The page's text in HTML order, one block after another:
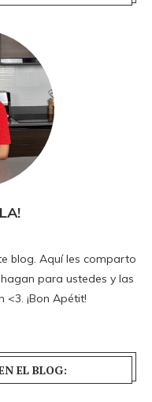
blog. Aquí les comparto
para ustedes y las
¡Bon Apétit!
EL BLOG: